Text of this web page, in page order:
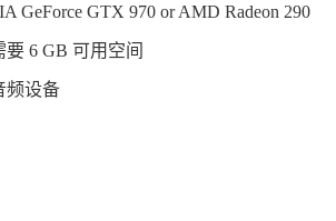
重要的信息。
GeForce GTX 970 or AMD Radeon 290
要 6 GB 可用空间
频设备